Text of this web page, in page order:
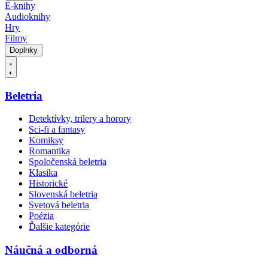
E-knihy
Audioknihy
Hry
Filmy
Doplnky
Beletria
Detektívky, trilery a horory
Sci-fi a fantasy
Komiksy
Romantika
Spoločenská beletria
Klasika
Historické
Slovenská beletria
Svetová beletria
Poézia
Ďalšie kategórie
Náučná a odborná